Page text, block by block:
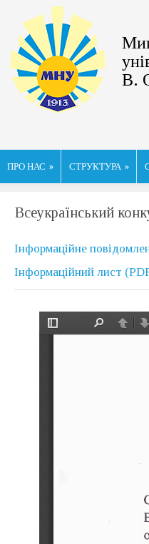
В.
ПРО НАС » СТРУКТУРА »
Всеукраїнський
Інформаційне
Інформаційний лист